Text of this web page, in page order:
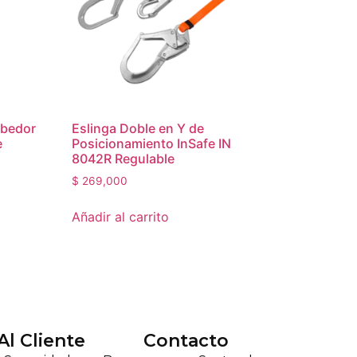
Eslinga Doble en Y de
Posicionamiento InSafe IN
8042R Regulable
$ 269,000
Añadir al carrito
Cliente Contacto